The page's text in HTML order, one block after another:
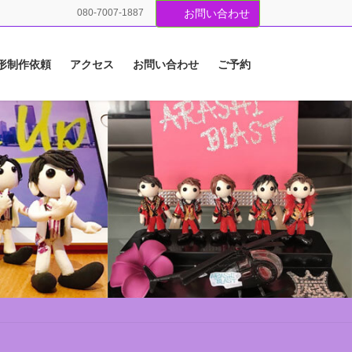
080-7007-1887 お問い合わせ
制作依頼 アクセス お問い合わせ ご予約